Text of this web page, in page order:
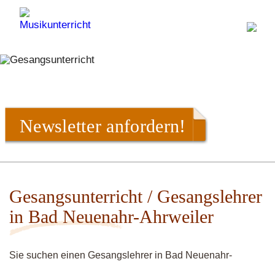
Newsletter anfordern!
Gesangsunterricht / Gesangslehrer
in Bad Neuenahr-Ahrweiler
Sie suchen einen Gesangslehrer in Bad Neuenahr-